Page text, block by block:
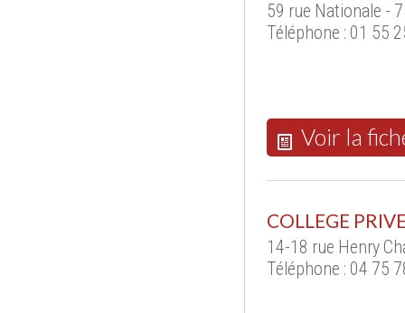
59 rue Nationale -
Téléphone : 01 55
Voir la
COLLEGE
14-18 rue Henry
Téléphone : 04 75